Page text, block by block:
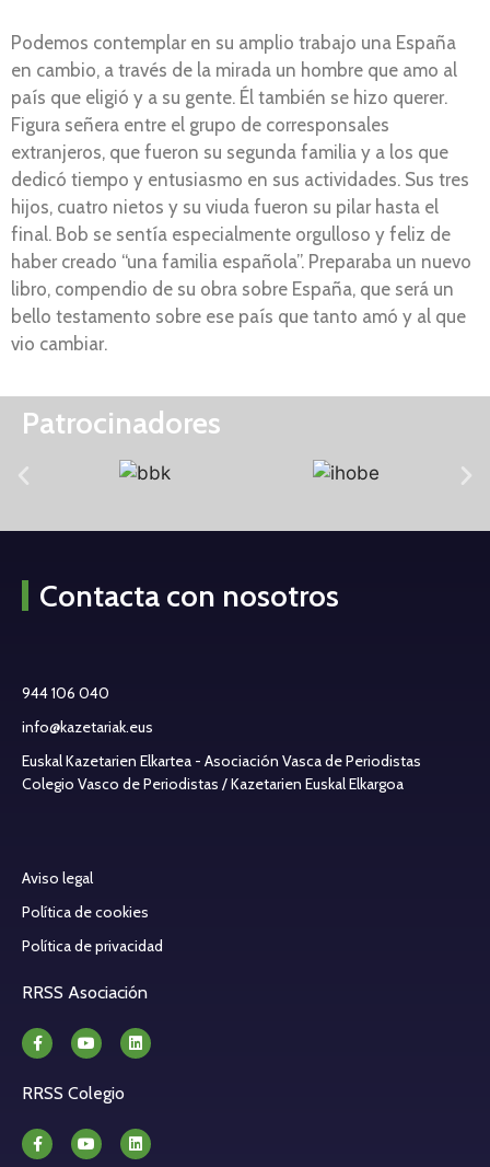
Podemos contemplar en su amplio trabajo una España
en cambio, a través de la mirada un hombre que amo al
país que eligió y a su gente. Él también se hizo querer.
Figura señera entre el grupo de corresponsales
extranjeros, que fueron su segunda familia y a los que
dedicó tiempo y entusiasmo en sus actividades. Sus tres
hijos, cuatro nietos y su viuda fueron su pilar hasta el
final. Bob se sentía especialmente orgulloso y feliz de
haber creado “una familia española”. Preparaba un nuevo
libro, compendio de su obra sobre España, que será un
bello testamento sobre ese país que tanto amó y al que
vio cambiar.
Patrocinadores
Contacta con nosotros
944 106 040
info@kazetariak.eus
Euskal Kazetarien Elkartea - Asociación Vasca de Periodistas
Colegio Vasco de Periodistas / Kazetarien Euskal Elkargoa
Aviso legal
Política de cookies
Política de privacidad
RRSS Asociación
RRSS Colegio